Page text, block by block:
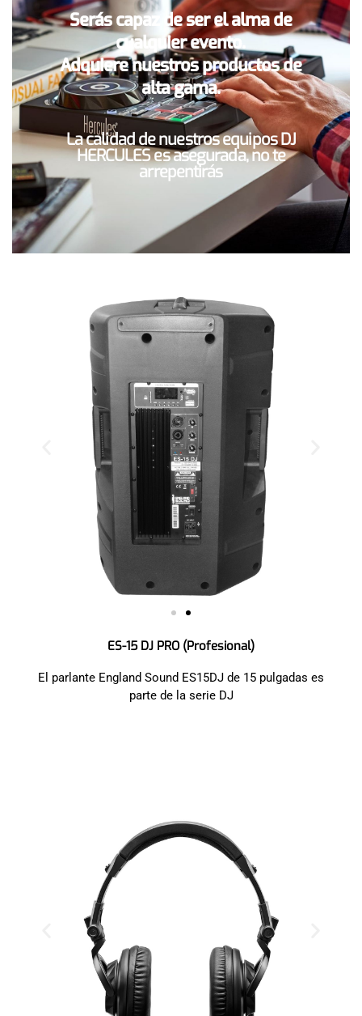
Serás capaz de ser el alma de
cualquier evento.
Adquiere nuestros productos de
alta gama.
La calidad de nuestros equipos DJ
HERCULES es asegurada, no te
arrepentirás
ES-15 DJ PRO (Profesional)
El parlante England Sound ES15DJ de 15 pulgadas es
parte de la serie DJ